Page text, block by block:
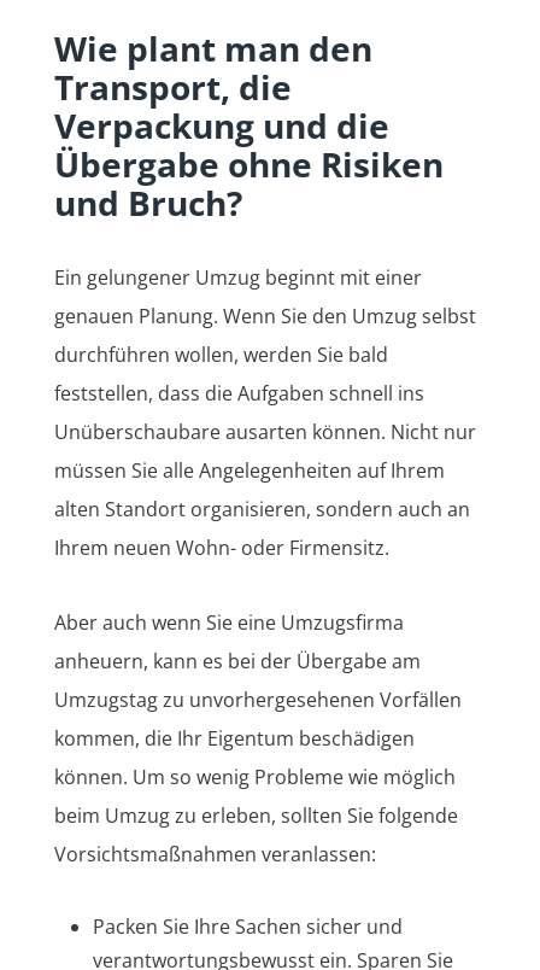
Wie plant man den
Transport, die
Verpackung und die
Übergabe ohne Risiken
und Bruch?
Ein gelungener Umzug beginnt mit einer
genauen Planung. Wenn Sie den Umzug selbst
durchführen wollen, werden Sie bald
feststellen, dass die Aufgaben schnell ins
Unüberschaubare ausarten können. Nicht nur
müssen Sie alle Angelegenheiten auf Ihrem
alten Standort organisieren, sondern auch an
Ihrem neuen Wohn- oder Firmensitz.
Aber auch wenn Sie eine Umzugsfirma
anheuern, kann es bei der Übergabe am
Umzugstag zu unvorhergesehenen Vorfällen
kommen, die Ihr Eigentum beschädigen
können. Um so wenig Probleme wie möglich
beim Umzug zu erleben, sollten Sie folgende
Vorsichtsmaßnahmen veranlassen:
Packen Sie Ihre Sachen sicher und
verantwortungsbewusst ein. Sparen Sie